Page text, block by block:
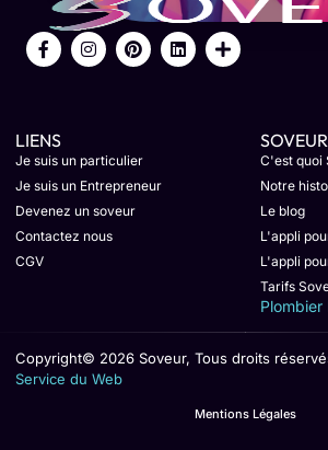
LIENS
Je suis un particulier
Je suis un Entrepreneur
Devenez un soveur
Contactez nous
CGV
SOVEUR
C'est quoi
Notre
Le blog
L'appli
L'appli
Tarifs
Plombier
Copyright© 2026 Soveur, Tous droits
Service du Web
Mentions Légales